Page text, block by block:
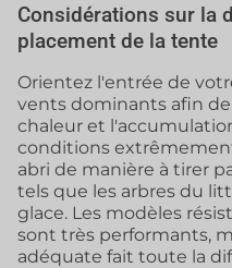
Considérations sur la
placement de la tente
Orientez l'entrée de
vents dominants afin
chaleur et
conditions
abri de manière à tirer
tels que les arbres du
glace. Les modèles
sont très performants,
adéquate fait toute la